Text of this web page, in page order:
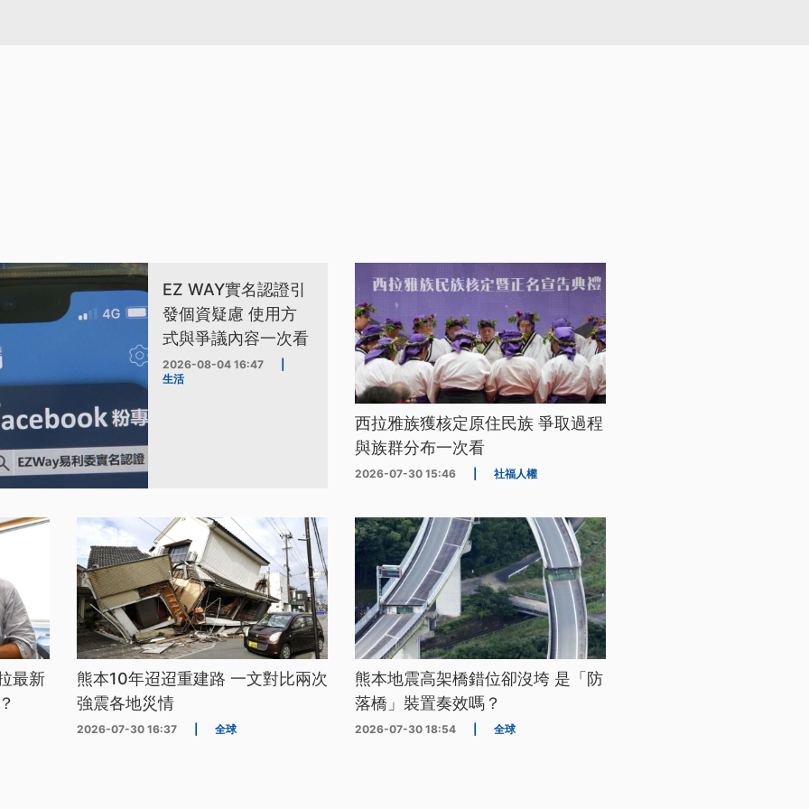
EZ WAY實名認證引
發個資疑慮 使用方
式與爭議內容一次看
2026-08-04 16:47
生活
西拉雅族獲核定原住民族 爭取過程
與族群分布一次看
2026-07-30 15:46 社福人權
最新
熊本10年迢迢重建路 一文對比兩次
強震各地災情
2026-07-30 16:37 全球
熊本地震高架橋錯位卻沒垮 是「防
落橋」裝置奏效嗎？
2026-07-30 18:54 全球